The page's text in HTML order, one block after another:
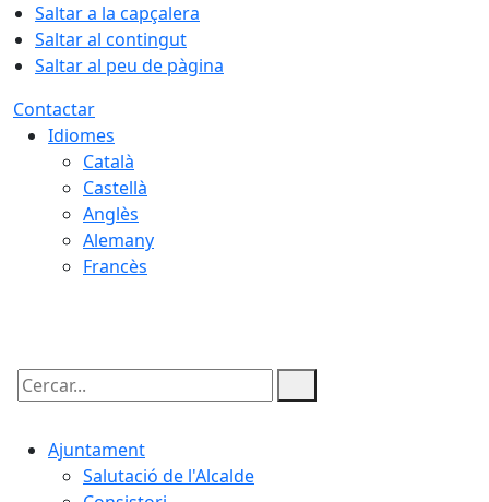
Saltar a la capçalera
Saltar al contingut
Saltar al peu de pàgina
Contactar
Idiomes
Català
Castellà
Anglès
Alemany
Francès
Cercar:
Ajuntament
Salutació de l'Alcalde